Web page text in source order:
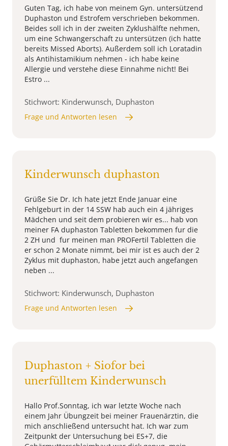
Guten Tag, ich habe von meinem Gyn. untersützend
Duphaston und Estrofem verschrieben bekommen.
Beides soll ich in der zweiten Zyklushälfte nehmen,
um eine Schwangerschaft zu untersützen (ich hatte
bereits Missed Aborts). Außerdem soll ich Loratadin
als Antihistamikium nehmen - ich habe keine
Allergie und verstehe diese Einnahme nicht! Bei
Estro ...
Stichwort: Kinderwunsch, Duphaston
Frage und Antworten lesen
Kinderwunsch duphaston
Grüße Sie Dr. Ich hate jetzt Ende Januar eine
Fehlgeburt in der 14 SSW hab auch ein 4 jähriges
Mädchen und seit dem probieren wir es... hab von
meiner FA duphaston Tabletten bekommen fur die
2 ZH und fur meinen man PROFertil Tabletten die
er schon 2 Monate nimmt, bei mir ist es auch der 2
Zyklus mit duphaston, habe jetzt auch angefangen
neben ...
Stichwort: Kinderwunsch, Duphaston
Frage und Antworten lesen
Duphaston + Siofor bei
unerfülltem Kinderwunsch
Hallo Prof.Sonntag, ich war letzte Woche nach
einem Jahr Übungzeit bei meiner Frauenärztin, die
mich anschließend untersucht hat. Ich war zum
Zeitpunkt der Untersuchung bei ES+7, die